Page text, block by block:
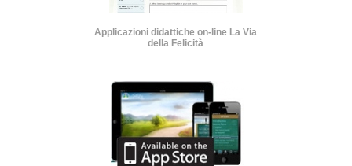
Applicazioni didattiche on-line La Via
della Felicità